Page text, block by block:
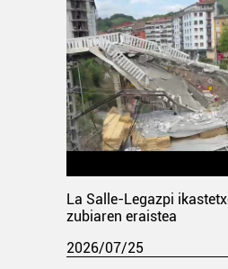
La Salle-Legazpi
zubiaren eraistea
2026/07/25